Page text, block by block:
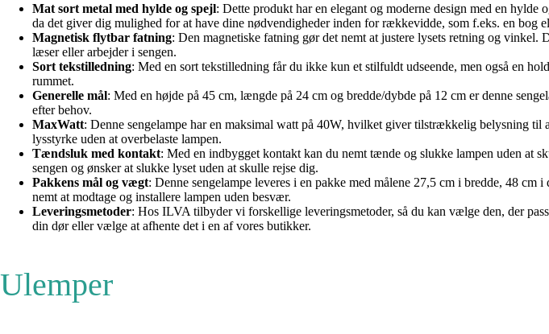
Mat sort metal med hylde og spejl: Dette produkt har en elegant og moderne design med en
da det giver dig mulighed for at have dine nødvendigheder inden for rækkevidde, som f.eks. en bog
Magnetisk flytbar fatning: Den magnetiske fatning gør det nemt at justere lysets retning og
læser eller arbejder i sengen.
Sort tekstilledning: Med en sort tekstilledning får du ikke kun et stilfuldt udseende, men også en
rummet.
Generelle mål: Med en højde på 45 cm, længde på 24 cm og bredde/dybde på 12 cm er denne
efter behov.
MaxWatt: Denne sengelampe har en maksimal watt på 40W, hvilket giver tilstrækkelig belysning
lysstyrke uden at overbelaste lampen.
Tændsluk med kontakt: Med en indbygget kontakt kan du nemt tænde og slukke lampen uden at
sengen og ønsker at slukke lyset uden at skulle rejse dig.
Pakkens mål og vægt: Denne sengelampe leveres i en pakke med målene 27,5 cm i bredde, 48
nemt at modtage og installere lampen uden besvær.
Leveringsmetoder: Hos ILVA tilbyder vi forskellige leveringsmetoder, så du kan vælge den, der
din dør eller vælge at afhente det i en af vores butikker.
Ulemper